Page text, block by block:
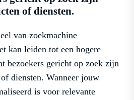
of diensten.
van zoekmachine
kan leiden tot een hogere
bezoekers gericht op zoek zijn
diensten. Wanneer jouw
is voor relevante